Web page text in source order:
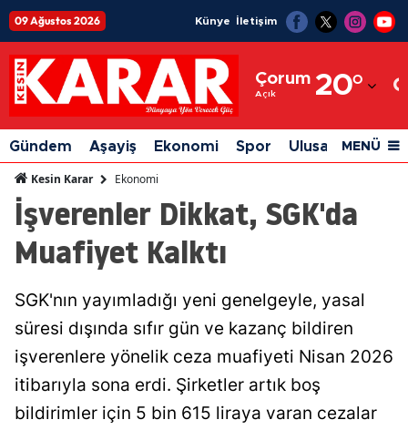
09 Ağustos 2026 Künye İletişim
Çorum
Açık 20°
Adıyaman
Afyonkarahisar
Ağrı
Amasya
Artvin
Aydın
Balıkesir
Gündem Aşayiş Ekonomi Spor Ulusal Siyaset
MENÜ
Kesin Karar Ekonomi
İşverenler Dikkat, SGK'da
Muafiyet Kalktı
SGK'nın yayımladığı yeni genelgeyle, yasal
süresi dışında sıfır gün ve kazanç bildiren
işverenlere yönelik ceza muafiyeti Nisan 2026
itibarıyla sona erdi. Şirketler artık boş
bildirimler için 5 bin 615 liraya varan cezalar